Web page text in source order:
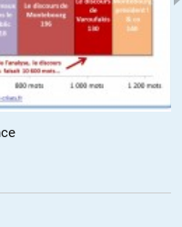
n’est pas non plus